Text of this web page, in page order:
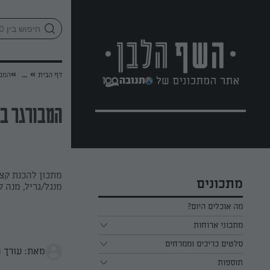
מתכונים
מה אוכלים היום?
מתכוני ארוחות
ארוחת בוקר
ארוחת צהריים
סלטים כריכים וממרחים
כל הסלטים כריכים וממרחים
תוספות
דף הבית »
...
»
המבורגר
מתכון להכנת
מנגל/גריל,
מאת: עורך